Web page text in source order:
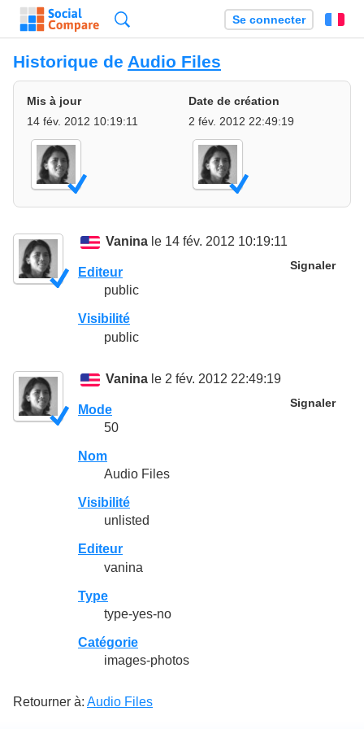
Se connecter
Historique de Audio Files
Mis à jour
14 fév. 2012 10:19:11
Date de création
2 fév. 2012 22:49:19
Vanina le 14 fév. 2012 10:19:11
Signaler
Editeur
public
Visibilité
public
Vanina le 2 fév. 2012 22:49:19
Signaler
Mode
50
Nom
Audio Files
Visibilité
unlisted
Editeur
vanina
Type
type-yes-no
Catégorie
images-photos
Retourner à: Audio Files